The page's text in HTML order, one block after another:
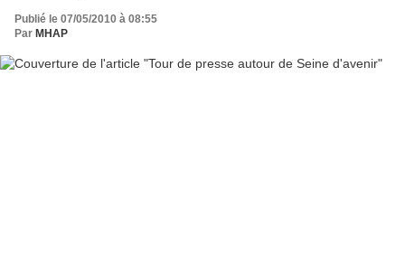
Publié le 07/05/2010 à 08:55
Par MHAP